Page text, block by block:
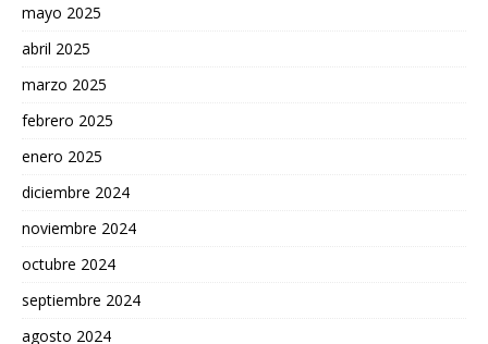
mayo 2025
abril 2025
marzo 2025
febrero 2025
enero 2025
diciembre 2024
noviembre 2024
octubre 2024
septiembre 2024
agosto 2024